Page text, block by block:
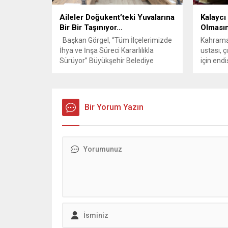
Köyişleri
Dr....
Aileler Doğukent’teki Yuvalarına
Bir Bir Taşınıyor…
Başkan Görgel, “Tüm İlçelerimizde
İhya ve İnşa Süreci Kararlılıkla
Sürüyor” Büyükşehir Belediye
yürütülen konut projelerinde gelinen
son durum bilgilerini aldı. Başkan
hale getirmek. Bu...
ustası,
için
Bir Yorum Yazın